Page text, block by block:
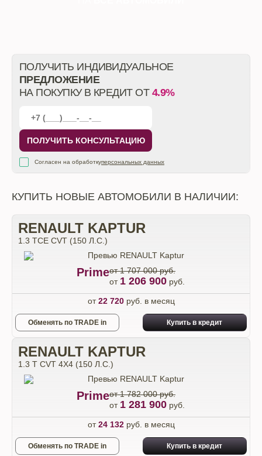
ПОЛУЧИТЬ ИНДИВИДУАЛЬНОЕ
ПРЕДЛОЖЕНИЕ
НА ПОКУПКУ В КРЕДИТ ОТ 4.9%
ПОЛУЧИТЬ КОНСУЛЬТАЦИЮ
Согласен на обработкуперсональных данных
КУПИТЬ НОВЫЕ АВТОМОБИЛИ В НАЛИЧИИ:
RENAULT KAPTUR
1.3 TCE CVT (150 Л.С.)
Primeот 1 707 000 руб.
от 1 206 900 руб.
от22 720руб. в месяц
Обменять по TRADE in Купить в кредит
RENAULT KAPTUR
1.3 T CVT 4X4 (150 Л.С.)
Primeот 1 782 000 руб.
от 1 281 900 руб.
от24 132руб. в месяц
Обменять по TRADE in Купить в кредит